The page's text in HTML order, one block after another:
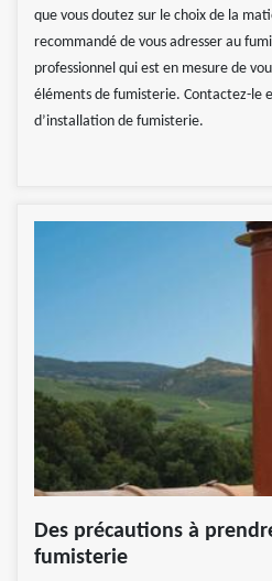
que vous doutez sur le choix de la
recommandé de vous adresser au
professionnel qui est en mesure de
éléments de fumisterie. Contactez-le
d’installation de fumisterie.
Des précautions à
fumisterie